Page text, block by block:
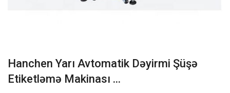
Hanchen Yarı Avtomatik Dəyirmi Şüşə
Etiketləmə Makinası ...